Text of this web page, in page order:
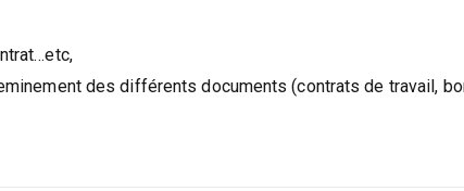
des différents documents (contrats de travail,